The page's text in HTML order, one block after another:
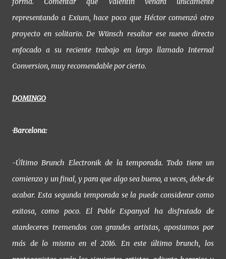
representando a Exium, hace poco que Héctor comenzó otro
proyecto en solitario. De Wünsch resaltar ese nuevo directo
enfocado a su reciente trabajo en largo llamado Internal
Conversion, muy recomendable por cierto.
DOMINGO
·Barcelona:
-Último Brunch Electronik de la temporada. Todo tiene un
comienzo y un final, y para que algo sea bueno, a veces, debe de
acabar. Esta segunda temporada se la puede considerar como
exitosa, como poco. El Poble Espanyol ha disfrutado de
atardeceres tremendos con grandes artistas, apostamos por
más de lo mismo en el 2016. En este último brunch, los